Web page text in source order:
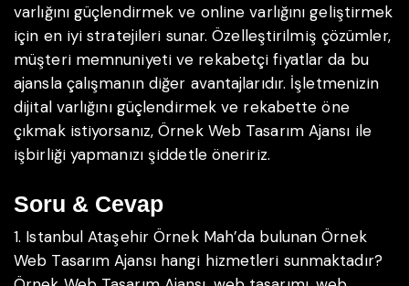
varlığını güçlendirmek ve online varlığını geliştirmek
için en iyi stratejileri sunar. Özelleştirilmiş çözümler,
müşteri memnuniyeti ve rekabetçi fiyatlar da bu
ajansla çalışmanın diğer avantajlarıdır. İşletmenizin
dijital varlığını güçlendirmek ve rekabette öne
çıkmak istiyorsanız, Örnek Web Tasarım Ajansı ile
işbirliği yapmanızı şiddetle öneririz.
Soru & Cevap
1. Istanbul Ataşehir Örnek Mah’da bulunan Örnek
Web Tasarım Ajansı hangi hizmetleri sunmaktadır?